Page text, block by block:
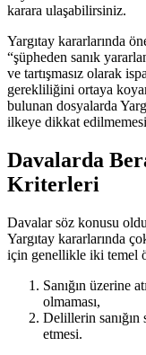
karara ulaşabilirsiniz.
Yargıtay kararlarında
“şüpheden sanık
ve tartışmasız olarak
gerekliliğini ortaya
bulunan dosyalarda
ilkeye dikkat
Davalarda
Kriterleri
Davalar söz konusu
Yargıtay kararlarında
için genellikle iki temel
Sanığın üzerine
olmaması,
Delillerin
etmesi.